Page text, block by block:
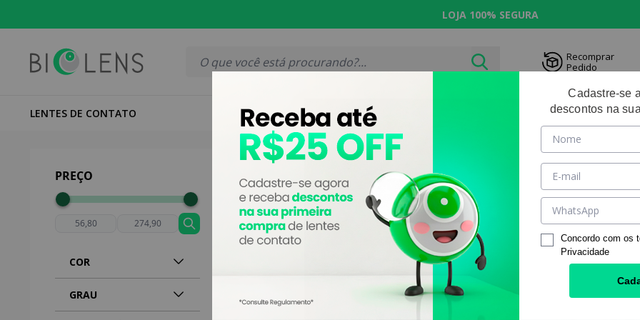
LOJA 100% SEGURA
Recomprar
Pedido
LENTES DE CONTATO LENTES COLORIDAS
PREÇO
COR
GRAU
Página inicial |Vitrine 3 PRODUTOS POR PÁGINA:
Cadastre-se
descontos na
Concordo com os
Privacidade